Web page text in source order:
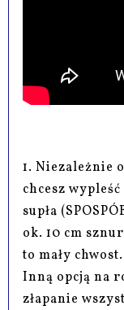
1. Niezależnie
chcesz
supła
ok. 10 cm
to mały chwost.
Inną opcją na
złapanie